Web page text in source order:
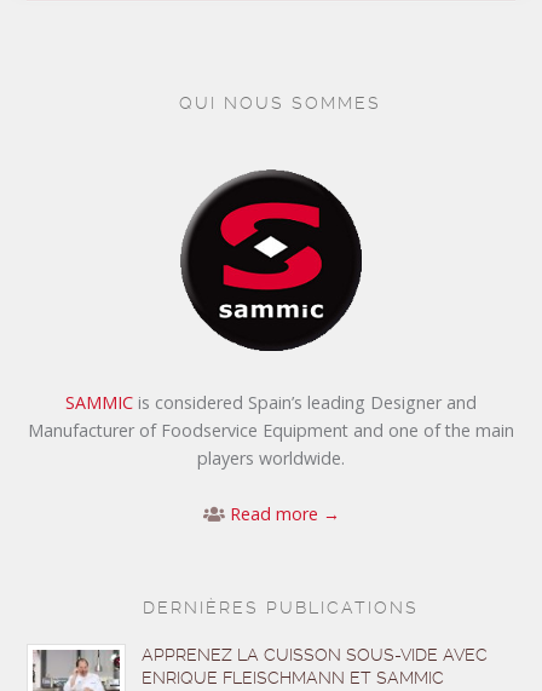
QUI NOUS SOMMES
SAMMIC is considered Spain’s leading Designer and
Manufacturer of Foodservice Equipment and one of the main
players worldwide.
Read more →
DERNIÈRES PUBLICATIONS
APPRENEZ LA CUISSON SOUS-VIDE AVEC
ENRIQUE FLEISCHMANN ET SAMMIC